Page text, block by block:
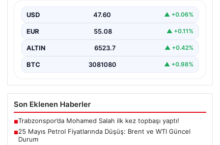
maddelerinden biri olan petrol fiyatlarındaki hareketlilik,
özellikle Orta…
USD 47.60 ▲ +0.06%
EUR 55.08 ▲ +0.11%
ALTIN 6523.7 ▲ +0.42%
BTC 3081080 ▲ +0.98%
Son Eklenen Haberler
■Trabzonspor’da Mohamed Salah ilk kez topbaşı yaptı!
■25 Mayıs Petrol Fiyatlarında Düşüş: Brent ve WTI Güncel
Durum